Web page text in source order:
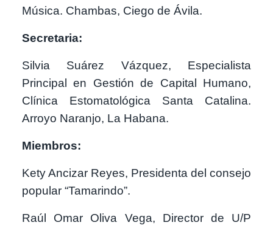
Música. Chambas, Ciego de Ávila.
Secretaria:
Silvia Suárez Vázquez, Especialista
Principal en Gestión de Capital Humano,
Clínica Estomatológica Santa Catalina.
Arroyo Naranjo, La Habana.
Miembros:
Kety Ancizar Reyes, Presidenta del consejo
popular “Tamarindo”.
Raúl Omar Oliva Vega, Director de U/P